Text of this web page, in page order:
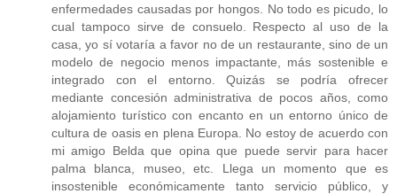
enfermedades causadas por hongos. No todo es picudo, lo
cual tampoco sirve de consuelo. Respecto al uso de la
casa, yo sí votaría a favor no de un restaurante, sino de un
modelo de negocio menos impactante, más sostenible e
integrado con el entorno. Quizás se podría ofrecer
mediante concesión administrativa de pocos años, como
alojamiento turístico con encanto en un entorno único de
cultura de oasis en plena Europa. No estoy de acuerdo con
mi amigo Belda que opina que puede servir para hacer
palma blanca, museo, etc. Llega un momento que es
insostenible económicamente tanto servicio público, y